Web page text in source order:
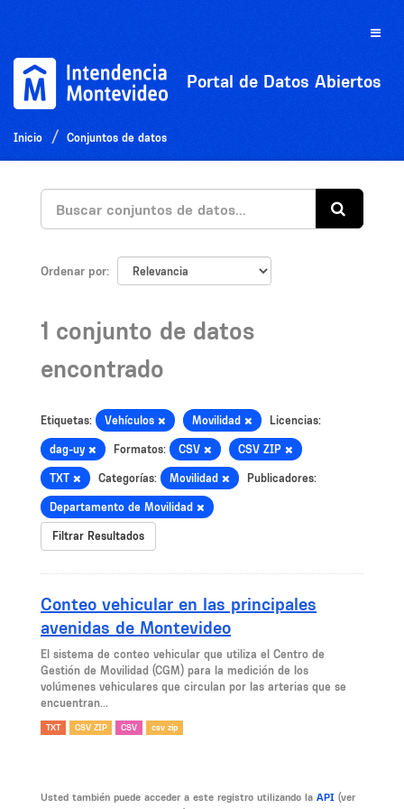
Toggle
Portal de Datos Abiertos
Inicio Conjuntos de datos
Ordenar por
1 conjunto de datos
encontrado
Etiquetas: Vehículos Movilidad Licencias:
dag-uy Formatos: CSV CSV ZIP
TXT Categorías: Movilidad Publicadores:
Departamento de Movilidad
Filtrar Resultados
Conteo vehicular en las principales
avenidas de Montevideo
El sistema de conteo vehicular que utiliza el Centro de
Gestión de Movilidad (CGM) para la medición de los
volúmenes vehiculares que circulan por las arterias que se
encuentran...
TXT CSV ZIP CSV csv zip
Usted también puede acceder a este registro utilizando la API (ver